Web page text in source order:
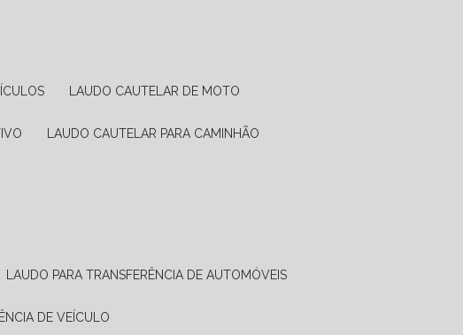
LAUDO CAUTELAR DE MOTO
LAUDO CAUTELAR PARA CAMINHÃO
LAUDO PARA TRANSFERÊNCIA DE AUTOMÓVEIS
DE VEÍCULO